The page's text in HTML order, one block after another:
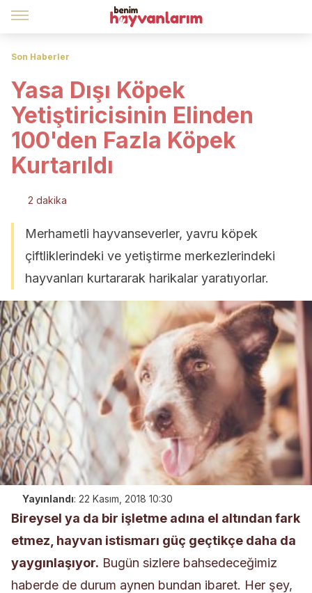
Son Haberler
Yasa Dışı Köpek
Yetiştiricisinin Elinden
100'den Fazla Köpek
Kurtarıldı
2 dakika
Merhametli hayvanseverler, yavru köpek
çiftliklerindeki ve yetiştirme merkezlerindeki
hayvanları kurtararak harikalar yaratıyorlar.
Yayınlandı: 22 Kasım, 2018 10:30
Bireysel ya da bir işletme adına el altından fark
etmez, hayvan istismarı güç geçtikçe daha da
yaygınlaşıyor. Bugün sizlere bahsedeceğimiz
haberde de durum aynen bundan ibaret. Her şey,